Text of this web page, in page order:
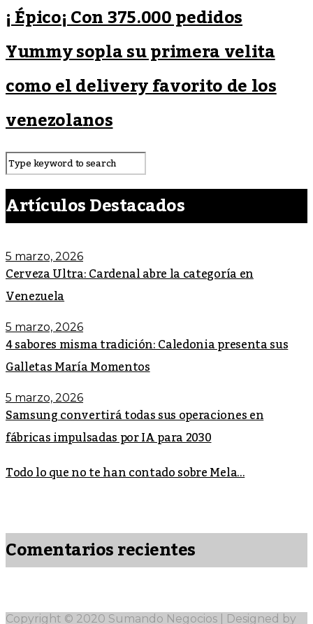
¡ Épico¡ Con 375.000 pedidos
Yummy sopla su primera velita
como el delivery favorito de los
venezolanos
Artículos Destacados
5 marzo, 2026
Cerveza Ultra: Cardenal abre la categoría en
Venezuela
5 marzo, 2026
4 sabores misma tradición: Caledonia presenta sus
Galletas María Momentos
5 marzo, 2026
Samsung convertirá todas sus operaciones en
fábricas impulsadas por IA para 2030
Todo lo que no te han contado sobre Mela...
Comentarios recientes
Copyright © 2020 Sumando Negocios | Designed by